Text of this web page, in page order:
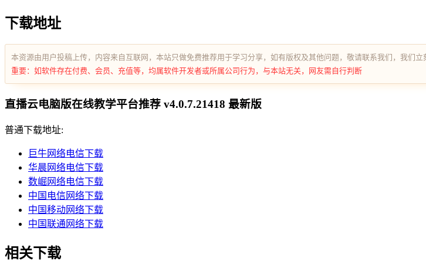
下载地址
本资源由用户投稿上传，内容来自互联网，本站只做免费推荐用于学习分享，如有版权及其他问题，敬请联系我们，我们立
重要：如软件存在付费、会员、充值等，均属软件开发者或所属公司行为，与本站无关，网友需自行判断
直播云电脑版在线教学平台推荐 v4.0.7.21418 最新版
普通下载地址:
巨牛网络电信下载
华晨网络电信下载
数崛网络电信下载
中国电信网络下载
中国移动网络下载
中国联通网络下载
相关下载